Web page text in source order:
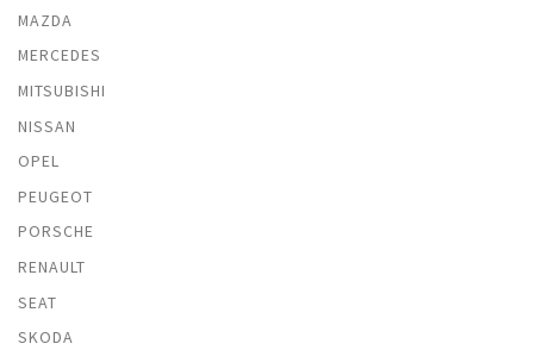
MAZDA
MERCEDES
MITSUBISHI
NISSAN
OPEL
PEUGEOT
PORSCHE
RENAULT
SEAT
SKODA